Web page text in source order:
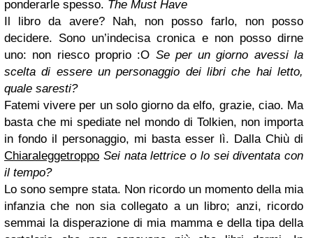
ponderarle spesso. The Must Have
Il libro da avere? Nah, non posso farlo, non posso
decidere. Sono un’indecisa cronica e non posso dirne
uno: non riesco proprio :O Se per un giorno avessi la
scelta di essere un personaggio dei libri che hai letto,
quale saresti?
Fatemi vivere per un solo giorno da elfo, grazie, ciao. Ma
basta che mi spediate nel mondo di Tolkien, non importa
in fondo il personaggio, mi basta esser lì. Dalla Chiù di
Chiaraleggetroppo Sei nata lettrice o lo sei diventata con
il tempo?
Lo sono sempre stata. Non ricordo un momento della mia
infanzia che non sia collegato a un libro; anzi, ricordo
semmai la disperazione di mia mamma e della tipa della